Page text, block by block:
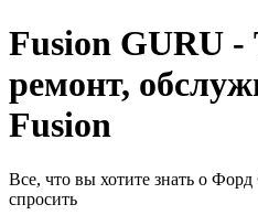
Fusion GURU -
ремонт,
Fusion
Все, что вы хотите знать о
спросить